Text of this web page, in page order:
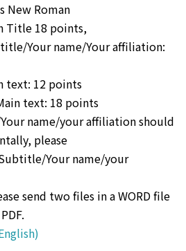
New Roman
Title 18 points,
Your name/Your affiliation:
text: 12 points
text: 18 points
name/your affiliation should
please
Your name/your
send two files in a WORD file